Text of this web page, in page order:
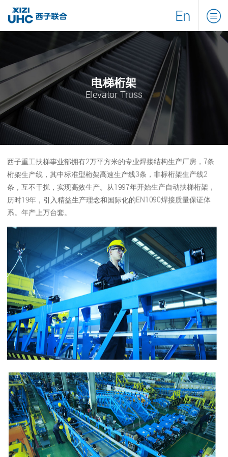
En
电梯桁架
Elevator Truss
西子重工扶梯事业部拥有2万平方米的专业焊接结构生产厂房，7条
桁架生产线，其中标准型桁架高速生产线3条，非标桁架生产线2
条，互不干扰，实现高效生产。从1997年开始生产自动扶梯桁架，
历时19年，引入精益生产理念和国际化的EN1090焊接质量保证体
系。年产上万台套。